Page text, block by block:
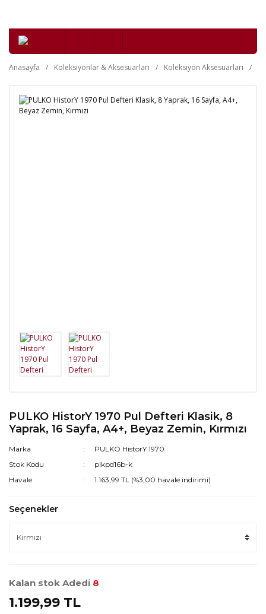
Anasayfa Koleksiyonlar & Aksesuarları Koleksiyon Aksesuarları
PULKO HistorY 1970 Pul Defteri Klasik, 8
Yaprak, 16 Sayfa, A4+, Beyaz Zemin, Kırmızı
Marka
PULKO HistorY 1970
Stok Kodu
plkpd16b-k
Havale
1.163,99 TL (%3,00 havale indirimi)
Seçenekler
Kalan stok Adedi 8
1.199,99 TL